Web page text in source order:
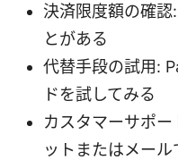
決済限度額の確認
とがある
代替手段の試用:
ドを試してみる
カスタマーサポ
ットまたはメー